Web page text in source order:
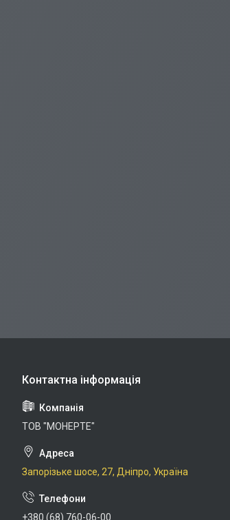
ТОВ "МОНЕРТЕ"
Запорізьке шосе, 27, Дніпро, Україна
+380 (68) 760-06-00